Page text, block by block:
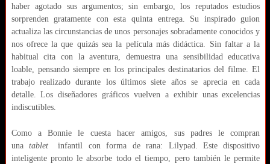
haber agotado sus argumentos; sin embargo, los reputados estudios
sorprenden gratamente con esta quinta entrega. Su inspirado guion
actualiza las circunstancias de unos personajes sobradamente conocidos y
nos ofrece la que quizás sea la película más didáctica. Sin faltar a la
habitual cita con la aventura, demuestra una sensibilidad educativa
loable, pensando siempre en los principales destinatarios del filme. El
trabajo realizado durante los últimos siete años se aprecia en cada
detalle. Los diseñadores gráficos vuelven a exhibir unas excelencias
indiscutibles.
Como a Bonnie le cuesta hacer amigos, sus padres le compran
una tablet
infantil con forma de rana: Lilypad. Este dispositivo
inteligente pronto le absorbe todo el tiempo, pero también le permite